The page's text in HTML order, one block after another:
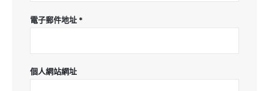
電子郵件地址 *
個人網站網址